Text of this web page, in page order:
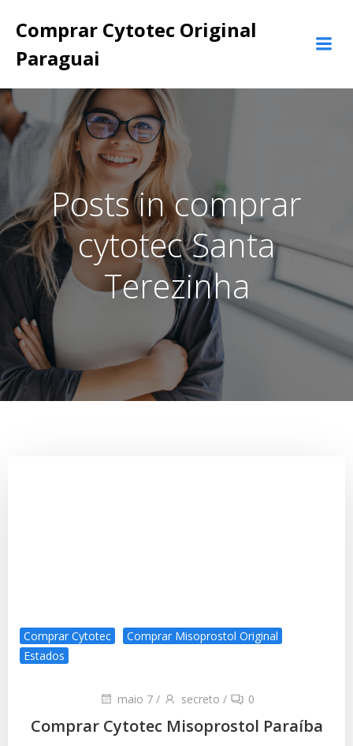
para
Comprar Cytotec Original
Paraguai
Posts in comprar
cytotec Santa
Terezinha
Comprar Cytotec
Comprar Misoprostol Original
Estados
maio 7 / secreto / 0
Comprar Cytotec Misoprostol Paraíba